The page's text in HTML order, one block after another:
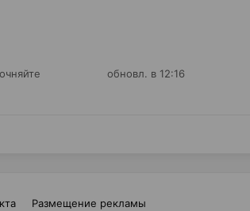
обновл. в 12:16
Размещение рекламы